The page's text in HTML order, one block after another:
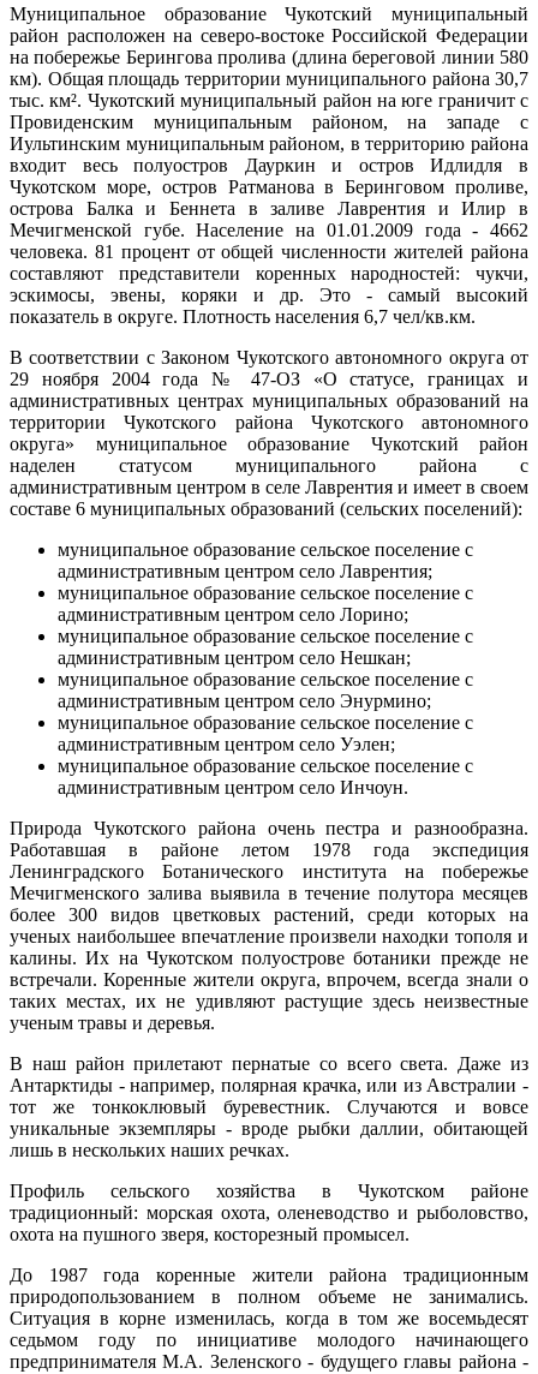
Муниципальное образование Чукотский муниципальный
район расположен на северо-востоке Российской Федерации
на побережье Берингова пролива (длина береговой линии 580
км). Общая площадь территории муниципального района 30,7
тыс. км². Чукотский муниципальный район на юге граничит с
Провиденским муниципальным районом, на западе с
Иультинским муниципальным районом, в территорию района
входит весь полуостров Дауркин и остров Идлидля в
Чукотском море, остров Ратманова в Беринговом проливе,
острова Балка и Беннета в заливе Лаврентия и Илир в
Мечигменской губе. Население на 01.01.2009 года - 4662
человека. 81 процент от общей численности жителей района
составляют представители коренных народностей: чукчи,
эскимосы, эвены, коряки и др. Это - самый высокий
показатель в округе. Плотность населения 6,7 чел/кв.км.
В соответствии с Законом Чукотского автономного округа от
29 ноября 2004 года № 47-ОЗ «О статусе, границах и
административных центрах муниципальных образований на
территории Чукотского района Чукотского автономного
округа» муниципальное образование Чукотский район
наделен статусом муниципального района с
административным центром в селе Лаврентия и имеет в своем
составе 6 муниципальных образований (сельских поселений):
муниципальное образование сельское поселение с
административным центром село Лаврентия;
муниципальное образование сельское поселение с
административным центром село Лорино;
муниципальное образование сельское поселение с
административным центром село Нешкан;
муниципальное образование сельское поселение с
административным центром село Энурмино;
муниципальное образование сельское поселение с
административным центром село Уэлен;
муниципальное образование сельское поселение с
административным центром село Инчоун.
Природа Чукотского района очень пестра и разнообразна.
Работавшая в районе летом 1978 года экспедиция
Ленинградского Ботанического института на побережье
Мечигменского залива выявила в течение полутора месяцев
более 300 видов цветковых растений, среди которых на
ученых наибольшее впечатление произвели находки тополя и
калины. Их на Чукотском полуострове ботаники прежде не
встречали. Коренные жители округа, впрочем, всегда знали о
таких местах, их не удивляют растущие здесь неизвестные
ученым травы и деревья.
В наш район прилетают пернатые со всего света. Даже из
Антарктиды - например, полярная крачка, или из Австралии -
тот же тонкоклювый буревестник. Случаются и вовсе
уникальные экземпляры - вроде рыбки даллии, обитающей
лишь в нескольких наших речках.
Профиль сельского хозяйства в Чукотском районе
традиционный: морская охота, оленеводство и рыболовство,
охота на пушного зверя, косторезный промысел.
До 1987 года коренные жители района традиционным
природопользованием в полном объеме не занимались.
Ситуация в корне изменилась, когда в том же восемьдесят
седьмом году по инициативе молодого начинающего
предпринимателя М.А. Зеленского - будущего главы района -